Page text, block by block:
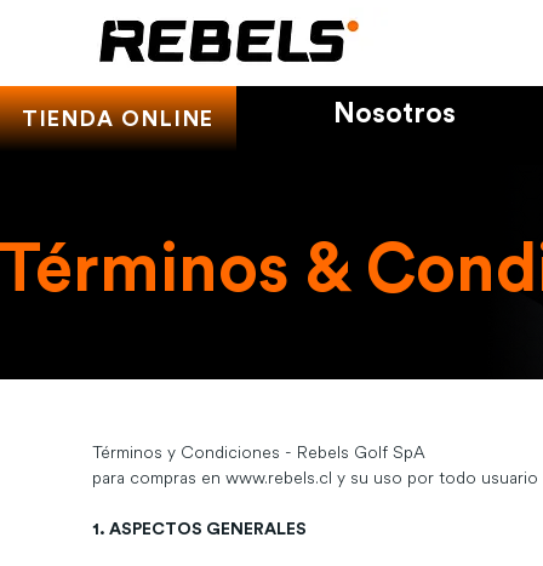
TIENDA ONLINE Nosotros
Términos &
Términos y Condiciones - Rebels Golf SpA
para compras en www.rebels.cl y su uso por todo
1. ASPECTOS GENERALES